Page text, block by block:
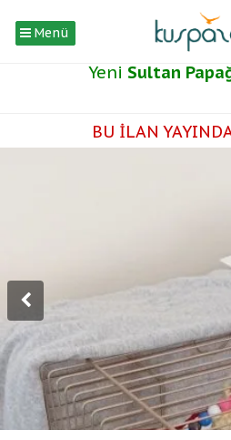
Menü
Yeni Sultan
BU İLAN